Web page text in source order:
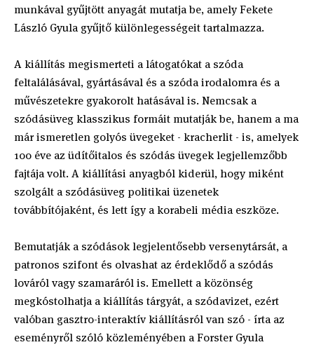
munkával gyűjtött anyagát mutatja be, amely Fekete
László Gyula gyűjtő különlegességeit tartalmazza.
A kiállítás megismerteti a látogatókat a szóda
feltalálásával, gyártásával és a szóda irodalomra és a
művészetekre gyakorolt hatásával is. Nemcsak a
szódásüveg klasszikus formáit mutatják be, hanem a ma
már ismeretlen golyós üvegeket - kracherlit - is, amelyek
100 éve az üdítőitalos és szódás üvegek legjellemzőbb
fajtája volt. A kiállítási anyagból kiderül, hogy miként
szolgált a szódásüveg politikai üzenetek
továbbítójaként, és lett így a korabeli média eszköze.
Bemutatják a szódások legjelentősebb versenytársát, a
patronos szifont és olvashat az érdeklődő a szódás
lováról vagy szamaráról is. Emellett a közönség
megkóstolhatja a kiállítás tárgyát, a szódavizet, ezért
valóban gasztro-interaktív kiállításról van szó - írta az
eseményről szóló közleményében a Forster Gyula